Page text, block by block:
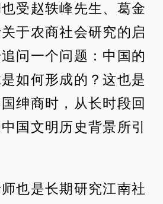
受赵轶峰先生、葛金
于农商社会研究的启
问一个问题：中国的
如何形成的？这也是
绅商时，从长时段回
国文明历史背景所引
师也是长期研究江南社